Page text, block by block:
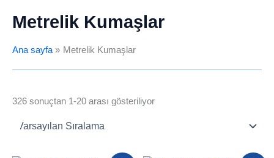
Metrelik Kumaşlar
Ana sayfa Metrelik Kumaşlar
326 sonuçtan 1-20 arası gösteriliyor